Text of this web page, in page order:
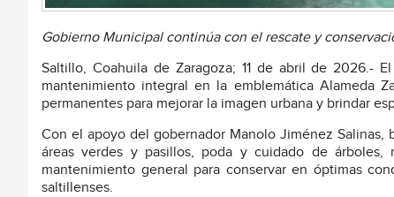
Gobierno Municipal continúa con el rescate y
Saltillo, Coahuila de Zaragoza; 11 de abril de 2026.-
mantenimiento integral en la emblemática Alameda
permanentes para mejorar la imagen urbana y brindar
Con el apoyo del gobernador Manolo Jiménez Salinas,
áreas verdes y pasillos, poda y cuidado de
mantenimiento general para conservar en óptimas
saltillenses.